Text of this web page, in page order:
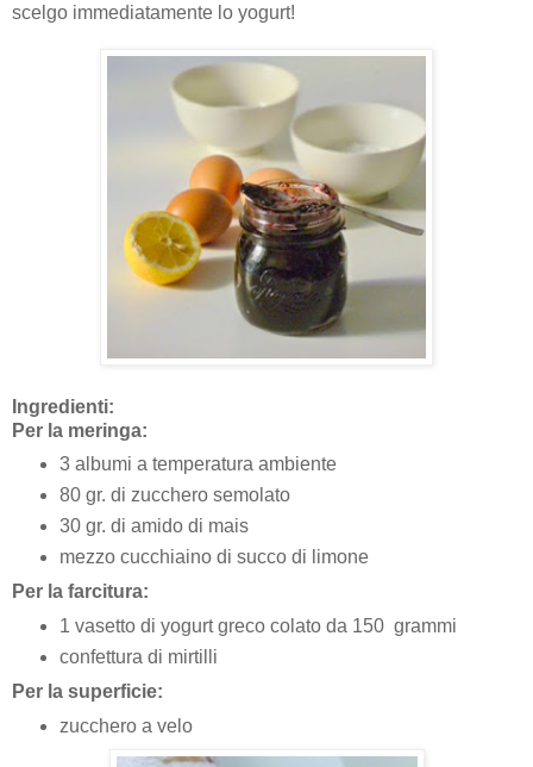
scelgo immediatamente lo yogurt!
Ingredienti:
Per la meringa:
3 albumi a temperatura ambiente
80 gr. di zucchero semolato
30 gr. di amido di mais
mezzo cucchiaino di succo di limone
Per la farcitura:
1 vasetto di yogurt greco colato da 150 grammi
confettura di mirtilli
Per la superficie:
zucchero a velo